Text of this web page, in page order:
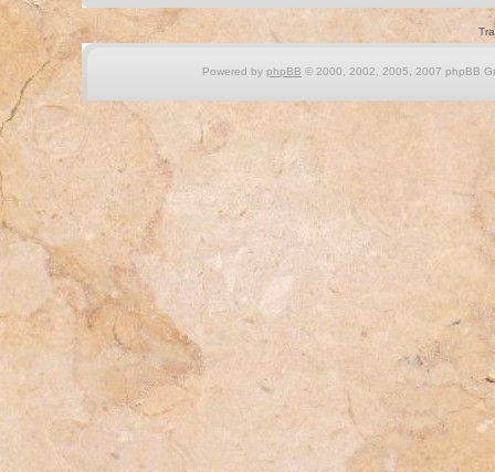
Powered by phpBB © 2000, 2002, 2005, 2007 phpBB